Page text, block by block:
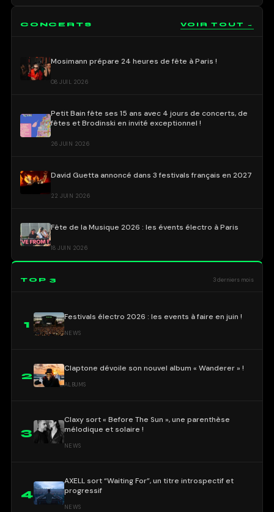
CONCERTS VOIR TOUT →
Mosimann prépare 24 heures de fête à Paris !
08 JUIL 2026
Petit Bain fête ses 15 ans avec 4 jours de concerts, de
fêtes et Brodinski en invité exceptionnel !
26 JUIN 2026
David Guetta annoncé dans 3 festivals français en 2027
22 JUIN 2026
Fête de la Musique 2026 : les évents électro à Paris
18 JUIN 2026
TOP 3 3 derniers mois
1
Festivals électro 2026 : les events à faire en juin !
NEWS
2
Claptone dévoile son nouvel album « Wanderer » !
ALBUMS
3
Claxy sort « Before The Sun », une parenthèse
mélodique et solaire !
NEWS
4
AXELL sort “Waiting For”, un titre introspectif et
progressif
NEWS